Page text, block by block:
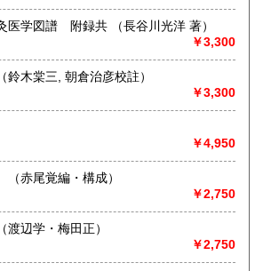
系および一般書籍につきましても買取
または持ち込みのご相談はお電話やFAX
は原則熊本県内の方に限らせていただき
会科学、自然科学、美術工芸、国語国
、近代文献、趣味、古書一般（その
和英仏対照 日本針灸医学図譜 附録共 （長谷川光洋 著）
￥3,300
新版江戸名所図会 （鈴木棠三, 朝倉治彦校註）
￥3,300
￥4,950
写真集慕情北朝鮮 （赤尾覚編・構成）
￥2,750
写真集 望郷朝鮮 （渡辺学・梅田正）
￥2,750